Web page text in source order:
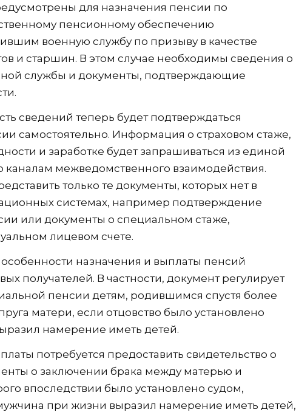
для назначения пенсии по
пенсионному обеспечению
военную службу по призыву в качестве
и старшин. В этом случае необходимы сведения о
службы и документы, подтверждающие
сведений теперь будет подтверждаться
самостоятельно. Информация о страховом стаже,
и заработке будет запрашиваться из единой
межведомственного взаимодействия.
только те документы, которых нет в
системах, например подтверждение
или документы о специальном стаже,
лицевом счете.
назначения и выплаты пенсий
получателей. В частности, документ регулирует
пенсии детям, родившимся спустя более
матери, если отцовство было установлено
намерение иметь детей.
потребуется предоставить свидетельство о
о заключении брака между матерью и
впоследствии было установлено судом,
при жизни выразил намерение иметь детей,